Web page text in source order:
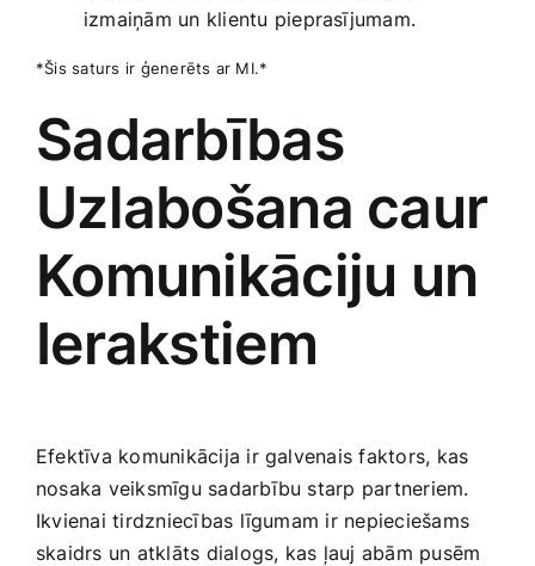
izmaiņām un klientu‍ pieprasījumam.
*Šis saturs ir ģenerēts ar MI.*
Sadarbības
Uzlabošana caur
Komunikāciju un
Ierakstiem
Efektīva komunikācija ir ‍galvenais faktors, kas
nosaka veiksmīgu sadarbību starp partneriem.
Ikvienai tirdzniecības līgumam ​ir nepieciešams
skaidrs un atklāts dialogs, kas ļauj abām pusēm